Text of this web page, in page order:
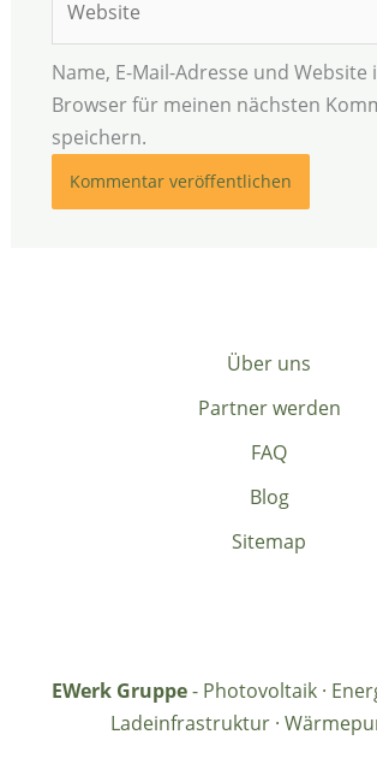
Name, E-Mail-Adresse und Website
Browser für meinen nächsten
speichern.
Über uns
Partner werden
FAQ
Blog
Sitemap
EWerk Gruppe- Photovoltaik ·
Ladeinfrastruktur ·